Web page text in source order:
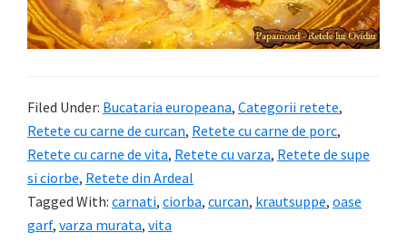
Filed Under: Bucataria europeana, Categorii retete,
Retete cu carne de curcan, Retete cu carne de porc,
Retete cu carne de vita, Retete cu varza, Retete de supe
si ciorbe, Retete din Ardeal
Tagged With: carnati, ciorba, curcan, krautsuppe, oase
garf, varza murata, vita